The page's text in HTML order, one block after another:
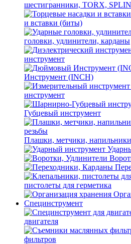
шестигранники, TORX,
и вставки (биты)
головки, удлинители, карданы
инструмент
Инструмент (INCH)
инструмент
Губцевый инструмент
Плашки, метчики,
пистолеты для герметика
Специнструмент
двигателя
фильтров